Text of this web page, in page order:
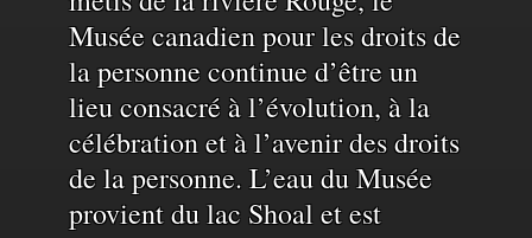
de
l'eau
Musée canadien pour les droits de
la personne continue d’être un
lieu consacré à l’évolution, à la
célébration et à l’avenir des droits
de la personne. L’eau du Musée
provient du lac Shoal et est